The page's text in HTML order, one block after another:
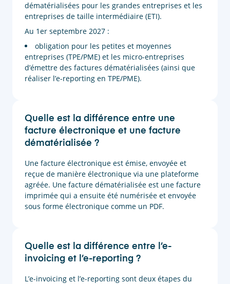
dématérialisées pour les grandes entreprises et les
entreprises de taille intermédiaire (ETI).
Au 1er septembre 2027 :
obligation pour les petites et moyennes
entreprises (TPE/PME) et les micro-entreprises
d’émettre des factures dématérialisées (ainsi que
réaliser l’e-reporting en TPE/PME).
Quelle est la différence entre une
facture électronique et une facture
dématérialisée ?
Une facture électronique est émise, envoyée et
reçue de manière électronique via une plateforme
agréée. Une facture dématérialisée est une facture
imprimée qui a ensuite été numérisée et envoyée
sous forme électronique comme un PDF.
Quelle est la différence entre l’e-
invoicing et l’e-reporting ?
L’e-invoicing et l’e-reporting sont deux étapes du